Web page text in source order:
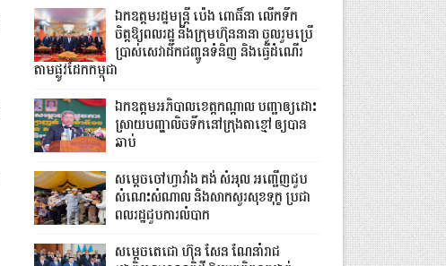
ឯកឧត្តមរដ្ឋមន្ត្រី ប៉េង ពោធិ៍នា លើកទឹក
ចិត្តឱ្យពលរដ្ឋ និងក្រុមហ៊ុននានា ចូលរួមប្រើ
ប្រាស់សេវាដឹកជញ្ជូនទំនិញ និងធ្វើដំណើរ
តាមផ្លូវដែកកម្ពុជា
ឯកឧត្តមអភិបាលខេត្តកណ្ដាល បញ្ជាឲ្យដោះ
ស្រាយបញ្ហាលិចទឹកនៅក្រុងតាខ្មៅ ឲ្យបាន
ឆាប់
សម្តេចចៅហ្វាវាំង គង់ សំអុល អញ្ជើញជួប
សំណេះសំណាល និងសាកសួរសុខទុក្ខ ប្រជា
ពលរដ្ឋជួបការលំបាក
សម្តេចតេជោ ហ៊ុន សែន ណែនាំរាជ